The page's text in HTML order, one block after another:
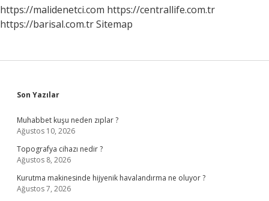
https://malidenetci.com https://centrallife.com.tr
https://barisal.com.trSitemap
Sidebar
Son Yazılar
Muhabbet kuşu neden zıplar ?
Ağustos 10, 2026
Topografya cihazı nedir ?
Ağustos 8, 2026
Kurutma makinesinde hijyenik havalandırma ne oluyor ?
Ağustos 7, 2026